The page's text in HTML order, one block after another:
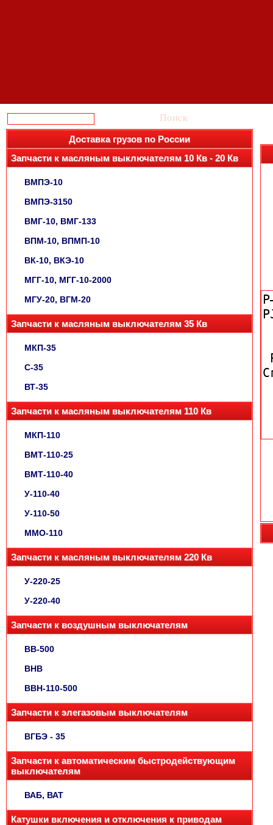
Поиск
Доставка грузов по России
Запчасти к масляным выключателям 10 Кв - 20 Кв
ВМПЭ-10
ВМПЭ-3150
ВМГ-10, ВМГ-133
ВПМ-10, ВПМП-10
ВК-10, ВКЭ-10
МГГ-10, МГГ-10-2000
МГУ-20, ВГМ-20
Запчасти к масляным выключателям 35 Кв
МКП-35
С-35
ВТ-35
Запчасти к масляным выключателям 110 Кв
МКП-110
ВМТ-110-25
ВМТ-110-40
У-110-40
У-110-50
ММО-110
Запчасти к масляным выключателям 220 Кв
У-220-25
У-220-40
Запчасти к воздушным выключателям
ВВ-500
ВНВ
ВВН-110-500
Запчасти к элегазовым выключателям
ВГБЭ - 35
Запчасти к автоматическим быстродействующим
выключателям
ВАБ, ВАТ
Катушки включения и отключения к приводам